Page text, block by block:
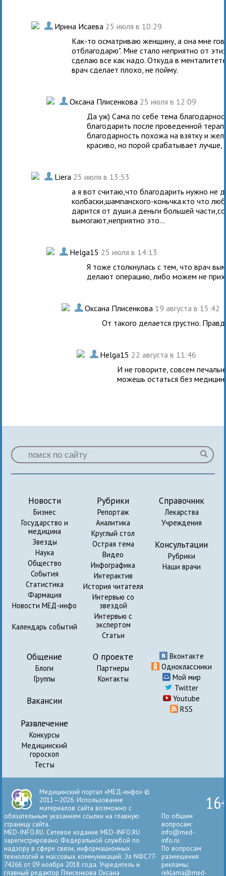
. Ирина Исаева 25 июля в 10:29
Как-то осматриваю женщину, а она мне
отблагодарю". Мне стало неприятно от
сделаю все как надо. Откуда в
врач сделает плохо, не пойму.
. Оксана Плисенкова 25 июля в 12:09
Да уж) Сама по себе тема
благодарить после проведенной
благодарность похожа на взятку и
красиво, но порой срабатывает
. Liera 25 июля в 13:53
а я вот считаю,что благодарить нужно не
колбаски,шампанского-коньчка.кто что
дарится от души.а деньги большей
вымогают,неприятно это...
. Helga15 25 июля в 14:13
Я тоже столкнулась с тем, что врач
делают операцию, либо можем не
. Оксана Плисенкова 19 августа в 15:42
От такого делается грустно.
. Helga15 22 августа в 11:46
И не говорите, совсем
можешь остаться без
Новости
Бизнес
Государство и
медицина
Звезды
Наука
Общество
События
Статистика
Фармация
Новости МЕД-инфо
Календарь событий
Рубрики
Репортаж
Аналитика
Круглый стол
Острая тема
Видео
Инфографика
Интерактив
История читателя
Интервью со
звездой
Интервью с
экспертом
Статьи
Справочник
Лекарства
Учреждения
Консультации
Рубрики
Наши врачи
Общение
Блоги
Группы
Вакансии
Развлечение
Конкурсы
Медицинский
гороскоп
Тесты
О проекте
Партнеры
Контакты
Вконтакте
Одноклассники
Мой мир
Twitter
Youtube
RSS
Медицинский портал «МЕД-инфо» ©
2011—2026. Использование
материалов сайта возможно с
обязательным указанием ссылки на главную
страницу сайта.
MED-INFO.RU. Сетевое издание MED-INFO.RU
зарегистрировано Федеральной службой по
надзору в сфере связи, информационных
технологий и массовых коммуникаций: Эл NФС77-
74266 от 09 ноября 2018 года. Учредитель и
главный редактор Плисенкова Оксана
По общим
вопросам:
info@med-
info.ru
По вопросам
размещения
рекламы:
reklama@med-